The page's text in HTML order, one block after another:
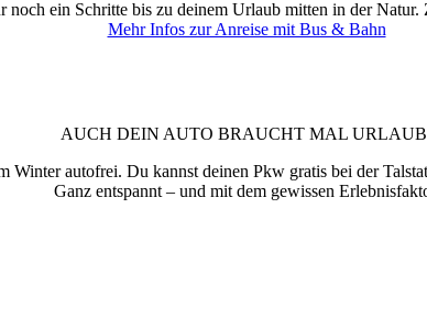
URLAUB AUF DER ALM
noch ein Schritte bis zu deinem Urlaub mitten in der Natur.
Mehr Infos zur Anreise mit Bus & Bahn
AUCH DEIN AUTO BRAUCHT MAL
Winter autofrei. Du kannst deinen Pkw gratis bei der
Ganz entspannt – und mit dem gewissen